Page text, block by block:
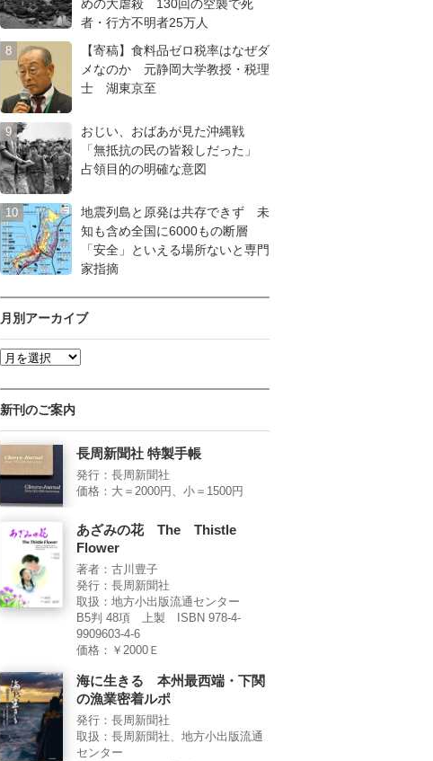
めの大虐殺 130回の空襲で死
者・行方不明者25万人
【寄稿】食料品ゼロ税率はなぜダ
メなのか 元静岡大学教授・税理
士 湖東京至
おじい、おばあが見た沖縄戦
「無抵抗の民の皆殺しだった」
占領目的の明確な意図
地震列島と原発は共存できず 未
知も含め全国に6000もの断層
「安全」といえる場所ないと専門
家指摘
月別アーカイブ
新刊のご案内
長周新聞社 特製手帳
発行：長周新聞社
価格：大＝2000円、小＝1500円
あざみの花 The Thistle
Flower
著者：古川豊子
発行：長周新聞社
取扱：地方小出版流通センター
B5判 48項 上製 ISBN 978-4-
9909603-4-6
価格：￥2000Ｅ
海に生きる 本州最西端・下関
の漁業密着ルポ
発行：長周新聞社
取扱：長周新聞社、地方小出版流通
センター